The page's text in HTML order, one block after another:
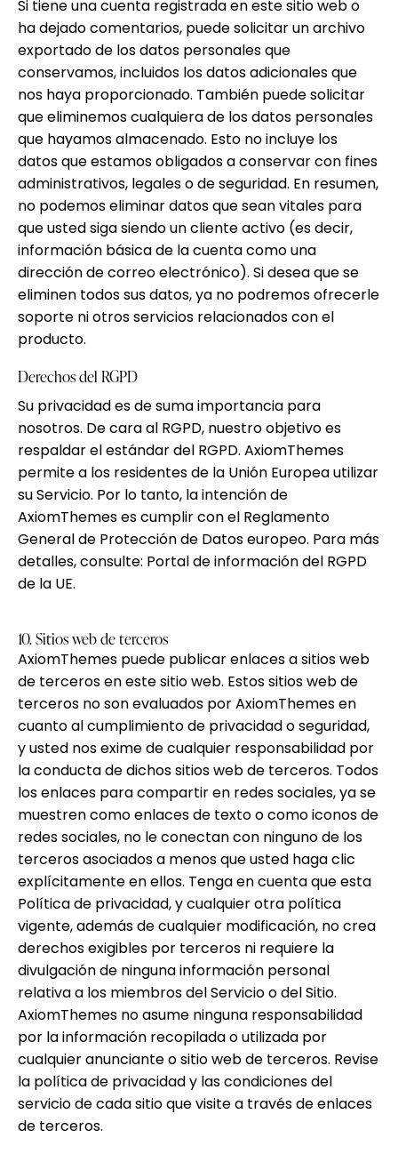
Si tiene una cuenta registrada en este sitio web o
ha dejado comentarios, puede solicitar un archivo
exportado de los datos personales que
conservamos, incluidos los datos adicionales que
nos haya proporcionado. También puede solicitar
que eliminemos cualquiera de los datos personales
que hayamos almacenado. Esto no incluye los
datos que estamos obligados a conservar con fines
administrativos, legales o de seguridad. En resumen,
no podemos eliminar datos que sean vitales para
que usted siga siendo un cliente activo (es decir,
información básica de la cuenta como una
dirección de correo electrónico). Si desea que se
eliminen todos sus datos, ya no podremos ofrecerle
soporte ni otros servicios relacionados con el
producto.
Derechos del RGPD
Su privacidad es de suma importancia para
nosotros. De cara al RGPD, nuestro objetivo es
respaldar el estándar del RGPD. AxiomThemes
permite a los residentes de la Unión Europea utilizar
su Servicio. Por lo tanto, la intención de
AxiomThemes es cumplir con el Reglamento
General de Protección de Datos europeo. Para más
detalles, consulte: Portal de información del RGPD
de la UE.
10. Sitios web de terceros
AxiomThemes puede publicar enlaces a sitios web
de terceros en este sitio web. Estos sitios web de
terceros no son evaluados por AxiomThemes en
cuanto al cumplimiento de privacidad o seguridad,
y usted nos exime de cualquier responsabilidad por
la conducta de dichos sitios web de terceros. Todos
los enlaces para compartir en redes sociales, ya se
muestren como enlaces de texto o como iconos de
redes sociales, no le conectan con ninguno de los
terceros asociados a menos que usted haga clic
explícitamente en ellos. Tenga en cuenta que esta
Política de privacidad, y cualquier otra política
vigente, además de cualquier modificación, no crea
derechos exigibles por terceros ni requiere la
divulgación de ninguna información personal
relativa a los miembros del Servicio o del Sitio.
AxiomThemes no asume ninguna responsabilidad
por la información recopilada o utilizada por
cualquier anunciante o sitio web de terceros. Revise
la política de privacidad y las condiciones del
servicio de cada sitio que visite a través de enlaces
de terceros.